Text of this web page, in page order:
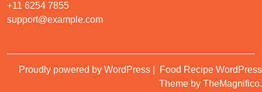
+11 6254 7855
support@example.com
Proudly powered by WordPress
Food Recipe WordPress
Theme by TheMagnifico.